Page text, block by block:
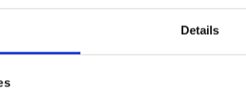
Details